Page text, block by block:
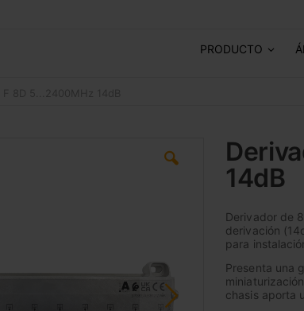
PRODUCTO
14dB
Derivador de
derivación
para
Presenta una
chasis aporta